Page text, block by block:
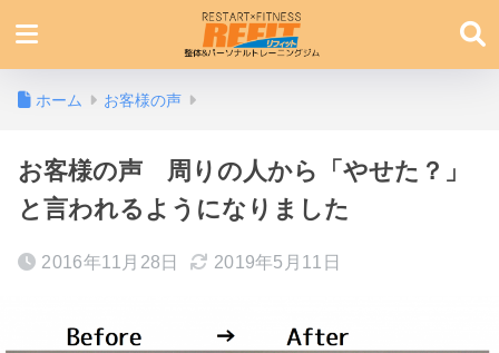
ホーム お客様の声
お客様の声 周りの人から「やせた？」
と言われるようになりました
2016年11月28日 2019年5月11日